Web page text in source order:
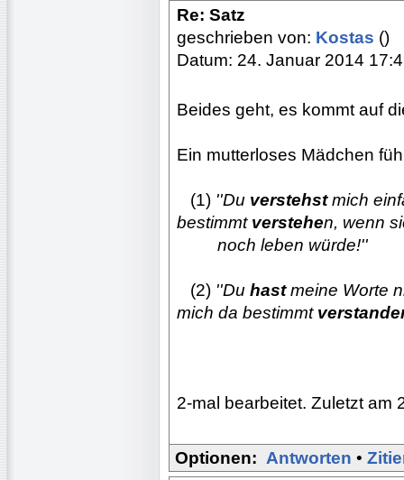
Re: Satz
geschrieben von: Kostas ()
Datum: 24. Januar 2014
Beides geht, es kommt auf
Ein mutterloses Mädchen
(1) ''Du verstehstmich
bestimmt verstehen, wenn
noch leben würde!''
(2) ''Du hastmeine Worte
mich da bestimmt
2-mal bearbeitet. Zuletzt am
Optionen: Antworten •